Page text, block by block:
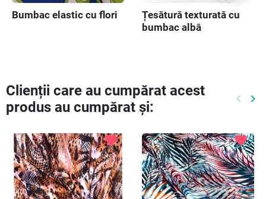
Bumbac elastic cu flori
Țesătură texturată cu
bumbac albă
Clienții care au cumpărat acest
produs au cumpărat și:
keyboard_arrow_left keyboard_arrow_right
favorite favorite